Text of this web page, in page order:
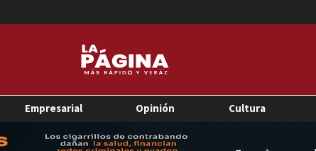
Empresarial Opinión Cultura